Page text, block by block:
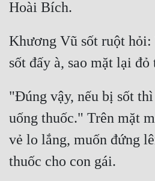
Sảng Văn
Sắc
Sủng
Thanh Xuân
Tiên Hiệp
Tiểu Thuyết
Khương Vũ sốt ruột
"Đúng vậy, nếu bị sốt
uống thuốc." Trên mặt
vẻ lo lắng, muốn đứng